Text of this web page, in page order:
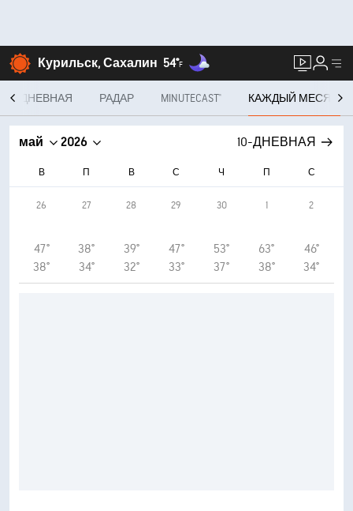
Курильск, Сахалин 54°F
10-ДНЕВНАЯ РАДАР MINUTECAST® КАЖДЫЙ МЕСЯЦ
май 2026 10-ДНЕВНАЯ
В П В С Ч П С
26
47°
38°
27
38°
34°
28
39°
32°
29
47°
33°
30
53°
37°
1
63°
38°
2
46°
34°